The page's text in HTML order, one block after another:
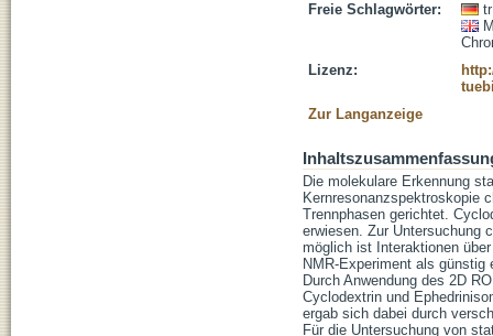
Freie Schlagwörter:
Lizenz:
Zur Langanzeige
Die molekulare Erkennung
Kernresonanzspektroskopie
Trennphasen gerichtet.
erwiesen. Zur Untersuchung
möglich ist Interaktionen
NMR-Experiment als günstig
Durch Anwendung des 2D
Cyclodextrin und
ergab sich dabei durch
Für die Untersuchung von